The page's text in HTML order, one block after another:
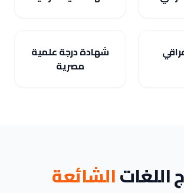
شهادة درجة علمية
مصرية
اللغاتالشائعة